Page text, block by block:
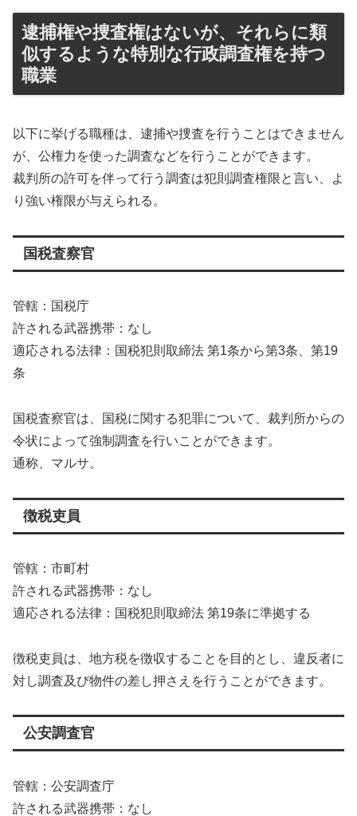
逮捕権や捜査権はないが、それらに類
似するような特別な行政調査権を持つ
職業
以下に挙げる職種は、逮捕や捜査を行うことはできません
が、公権力を使った調査などを行うことができます。
裁判所の許可を伴って行う調査は犯則調査権限と言い、よ
り強い権限が与えられる。
国税査察官
管轄：国税庁
許される武器携帯：なし
適応される法律：国税犯則取締法 第1条から第3条、第19
条
国税査察官は、国税に関する犯罪について、裁判所からの
令状によって強制調査を行いことができます。
通称、マルサ。
徴税吏員
管轄：市町村
許される武器携帯：なし
適応される法律：国税犯則取締法 第19条に準拠する
徴税吏員は、地方税を徴収することを目的とし、違反者に
対し調査及び物件の差し押さえを行うことができます。
公安調査官
管轄：公安調査庁
許される武器携帯：なし